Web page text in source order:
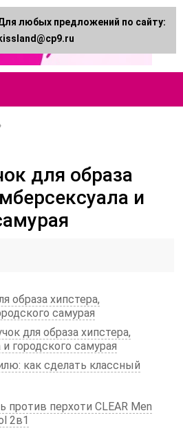
для образа
и
образа хипстера,
самурая
для образа хипстера,
городского самурая
как сделать классный
против перхоти CLEAR Men
2в1
любых предложений по сайту:
kissland@cp9.ru